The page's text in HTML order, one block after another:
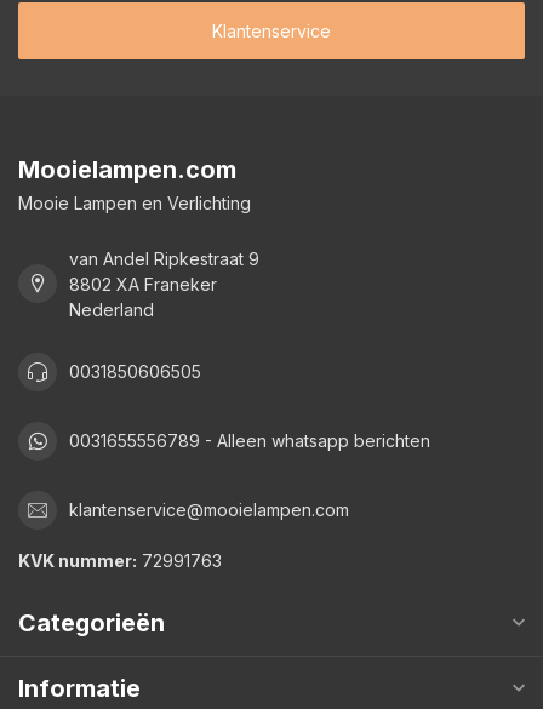
Klantenservice
Mooielampen.com
Mooie Lampen en Verlichting
van Andel Ripkestraat 9
8802 XA Franeker
Nederland
0031850606505
0031655556789 - Alleen whatsapp berichten
klantenservice@mooielampen.com
KVK nummer: 72991763
Categorieën
Informatie